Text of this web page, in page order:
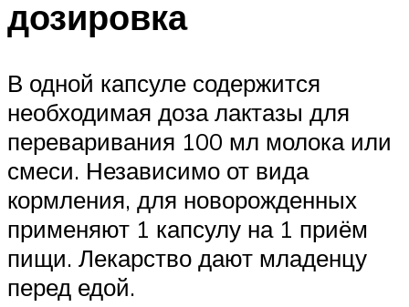
дозировка
В одной капсуле содержится
необходимая доза лактазы для
переваривания 100 мл молока или
смеси. Независимо от вида
кормления, для новорожденных
применяют 1 капсулу на 1 приём
пищи. Лекарство дают младенцу
перед едой.